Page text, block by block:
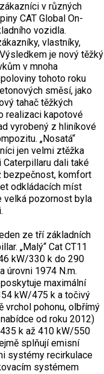
v různých
CAT Global On-
vozidla.
vlastníky,
je nový těžký
v mnoha
tohoto roku
směsí, jako
tahač těžkých
realizaci kapotové
vyrobený z hliníkové
„Nosatá“
jen velmi ztěžka
dali také
bezpečnost, komfort
odkládacích míst
velká pozornost byla
ze tří základních
„Malý“ Cat CT11
kW/330 k do 290
úrovni 1974 N.m.
maximální
kW/475 k a točivý
vrchol pohonu, olbřímý
od roku 2012)
k až 410 kW/550
splňují emisní
systémy recirkulace
systémem